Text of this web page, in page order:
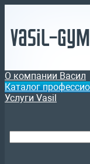
Vasil-Gym
О компании Васил
Каталог
Услуги Vasil